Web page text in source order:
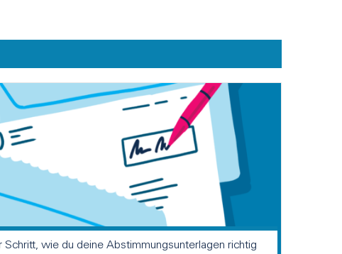
Schritt, wie du deine Abstimmungsunterlagen richtig